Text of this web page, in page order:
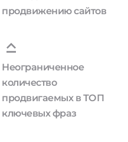
продвижению сайтов
Неограниченное
количество
продвигаемых в ТОП
ключевых фраз